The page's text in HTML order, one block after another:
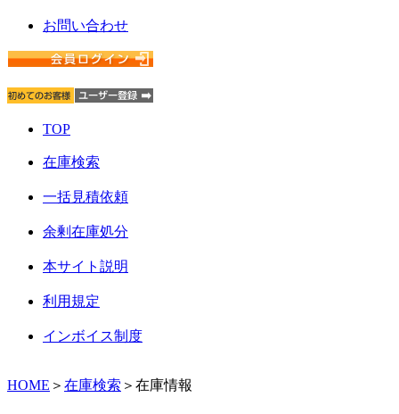
お問い合わせ
TOP
在庫検索
一括見積依頼
余剰在庫処分
本サイト説明
利用規定
インボイス制度
HOME ＞ 在庫検索 ＞在庫情報